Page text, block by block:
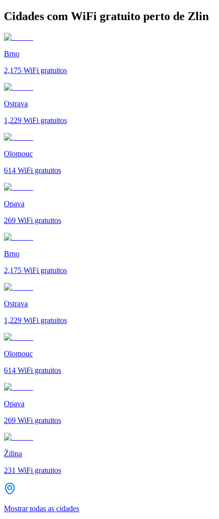
Cidades com WiFi gratuito perto de Zlin
Brno
2,175 WiFi gratuitos
Ostrava
1,229 WiFi gratuitos
Olomouc
614 WiFi gratuitos
Opava
269 WiFi gratuitos
Brno
2,175 WiFi gratuitos
Ostrava
1,229 WiFi gratuitos
Olomouc
614 WiFi gratuitos
Opava
269 WiFi gratuitos
Žilina
231 WiFi gratuitos
Mostrar todas as cidades